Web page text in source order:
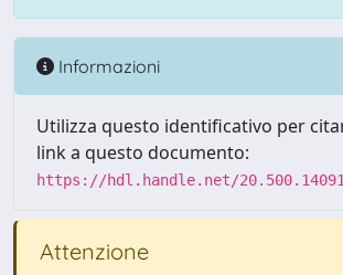
Informazioni
Utilizza questo identificativo per
link a questo documento:
https://hdl.handle.net/
Attenzione